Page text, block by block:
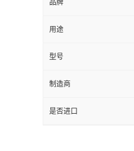
品牌
用途
型号
制造商
是否进口